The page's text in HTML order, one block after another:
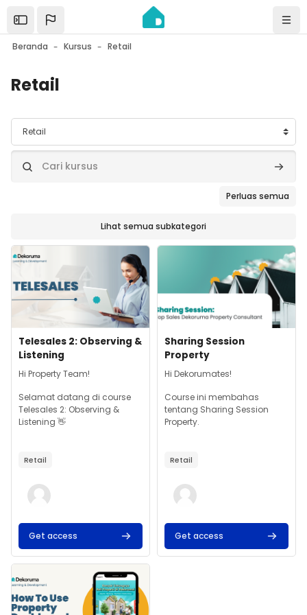
Open the sidebar
Beranda Kursus Retail
Retail
Kategori kursus
Cari
Perluas semua
Lihat semua subkategori
Gambar kursus" Telesales 2: Observing & Listening
Gambar kursus
Nama kursus
Telesales 2: Observing &
Listening
Teks ringkasan kursus:
Hi Property Team!
Selamat datang di course
Telesales 2: Observing &
Listening 👋
Retail
Get access
Gambar kursus" Sharing
Gambar kursus
Nama kursus
Sharing Session
Property
Teks ringkasan kursus:
Hi Dekorumates!
Course ini membahas
tentang Sharing Session
Property.
Retail
Get access
Gambar kursus" Property Dashboard (CRM System)